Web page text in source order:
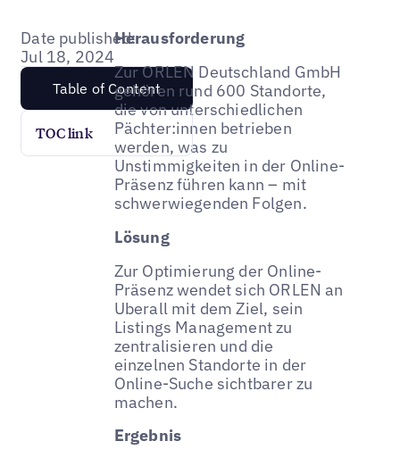
Date published:
Jul 18, 2024
Table of Content
TOC link
Herausforderung
Zur ORLEN Deutschland GmbH
gehören rund 600 Standorte,
die von unterschiedlichen
Pächter:innen betrieben
werden, was zu
Unstimmigkeiten in der Online-
Präsenz führen kann – mit
schwerwiegenden Folgen.
Lösung
Zur Optimierung der Online-
Präsenz wendet sich ORLEN an
Uberall mit dem Ziel, sein
Listings Management zu
zentralisieren und die
einzelnen Standorte in der
Online-Suche sichtbarer zu
machen.
Ergebnis